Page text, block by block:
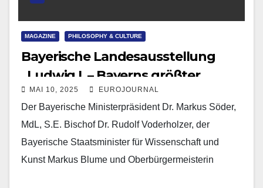
MAGAZINE PHILOSOPHY & CULTURE
Bayerische Landesausstellung
„Ludwig I. – Bayerns größter
König?“ eröffnet
MAI 10, 2025 EUROJOURNAL
Der Bayerische Ministerpräsident Dr. Markus Söder,
MdL, S.E. Bischof Dr. Rudolf Voderholzer, der
Bayerische Staatsminister für Wissenschaft und
Kunst Markus Blume und Oberbürgermeisterin